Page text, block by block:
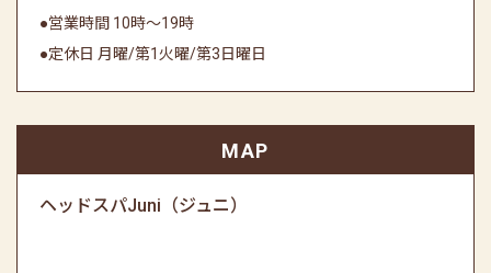
●営業時間 10時～19時
●定休日 月曜/第1火曜/第3日曜日
MAP
ヘッドスパJuni（ジュニ）